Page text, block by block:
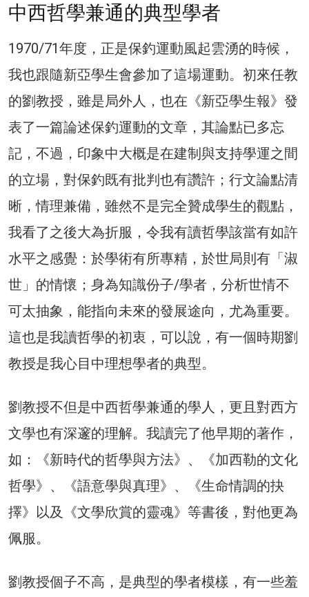
中西哲學兼通的典型學者
1970/71年度，正是保釣運動風起雲湧的時候，
我也跟隨新亞學生會參加了這場運動。初來任教
的劉教授，雖是局外人，也在《新亞學生報》發
表了一篇論述保釣運動的文章，其論點已多忘
記，不過，印象中大概是在建制與支持學運之間
的立場，對保釣既有批判也有讚許；行文論點清
晰，情理兼備，雖然不是完全贊成學生的觀點，
我看了之後大為折服，令我有讀哲學該當有如許
水平之感覺：於學術有所專精，於世局則有「淑
世」的情懷；身為知識份子/學者，分析世情不
可太抽象，能指向未來的發展途向，尤為重要。
這也是我讀哲學的初衷，可以說，有一個時期劉
教授是我心目中理想學者的典型。
劉教授不但是中西哲學兼通的學人，更且對西方
文學也有深邃的理解。我讀完了他早期的著作，
如：《新時代的哲學與方法》、《加西勒的文化
哲學》、《語意學與真理》、《生命情調的抉
擇》以及《文學欣賞的靈魂》等書後，對他更為
佩服。
劉教授個子不高，是典型的學者模樣，有一些羞